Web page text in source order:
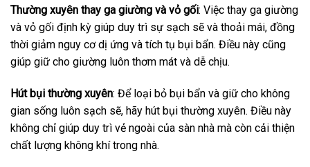
Thường xuyên thay ga giường và vỏ gối: Việc thay ga giường
và vỏ gối định kỳ giúp duy trì sự sạch sẽ và thoải mái, đồng
thời giảm nguy cơ dị ứng và tích tụ bụi bẩn. Điều này cũng
giúp giữ cho giường luôn thơm mát và dễ chịu.
Hút bụi thường xuyên: Để loại bỏ bụi bẩn và giữ cho không
gian sống luôn sạch sẽ, hãy hút bụi thường xuyên. Điều này
không chỉ giúp duy trì vẻ ngoài của sàn nhà mà còn cải thiện
chất lượng không khí trong nhà.